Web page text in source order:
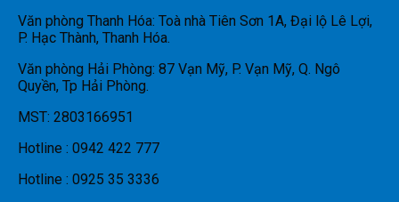
Văn phòng Thanh Hóa: Toà nhà Tiên Sơn 1A, Đại lộ Lê Lợi,
P. Hạc Thành, Thanh Hóa.
Văn phòng Hải Phòng: 87 Vạn Mỹ, P. Vạn Mỹ, Q. Ngô
Quyền, Tp Hải Phòng.
MST: 2803166951
Hotline : 0942 422 777
Hotline : 0925 35 3336